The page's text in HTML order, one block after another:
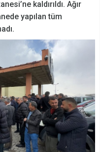
kaldırıldı. Ağır
yapılan tüm